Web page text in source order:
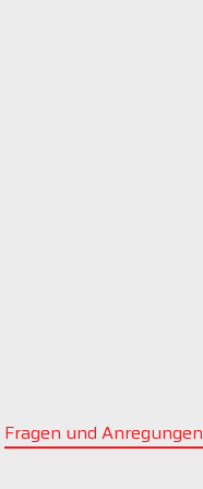
Fragen und Anregungen